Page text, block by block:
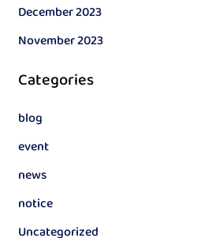
December 2023
November 2023
Categories
blog
event
news
notice
Uncategorized